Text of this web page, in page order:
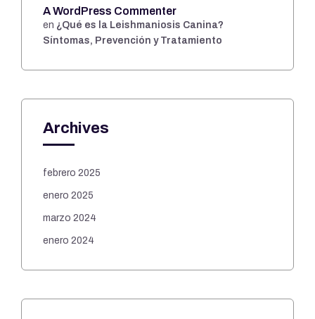
A WordPress Commenter
en ¿Qué es la Leishmaniosis Canina?
Síntomas, Prevención y Tratamiento
Archives
febrero 2025
enero 2025
marzo 2024
enero 2024